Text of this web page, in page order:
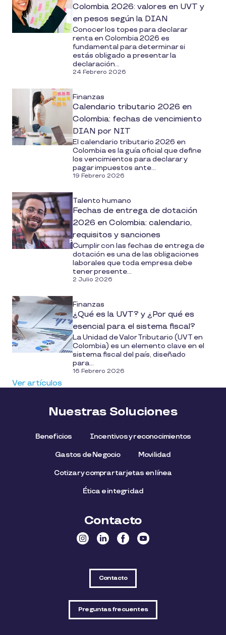
Colombia 2026: valores en UVT y
en pesos según la DIAN
Conocer los topes para declarar
renta en Colombia 2026 es
fundamental para determinar si
estás obligado a presentar la
declaración...
24 Febrero 2026
Finanzas
Calendario tributario 2026 en
Colombia: fechas de vencimiento
DIAN por NIT
El calendario tributario 2026 en
Colombia es la guía oficial que define
los vencimientos para declarar y
pagar impuestos ante...
19 Febrero 2026
Talento humano
Fechas de entrega de dotación
2026 en Colombia: calendario,
requisitos y sanciones
Cumplir con las fechas de entrega de
dotación es una de las obligaciones
laborales que toda empresa debe
tener presente...
2 Julio 2026
Finanzas
¿Qué es la UVT? y ¿Por qué es
esencial para el sistema fiscal?
La Unidad de Valor Tributario (UVT en
Colombia) es un elemento clave en el
sistema fiscal del país, diseñado
para...
16 Febrero 2026
Ver artículos
Nuestras Soluciones
Beneficios Incentivos y reconocimientos
Gastos de Negocio Movilidad
Cotizar y comprar tarjetas en línea
Ética e integridad
Contacto
Contacto
Preguntas frecuentes